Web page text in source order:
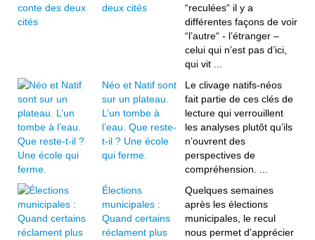
deux cités
“reculées“ il y a
différentes façons de voir
“l’autre“ - l’étranger –
celui qui n’est pas d’ici,
qui vit ...
Néo et Natif sont
sur un plateau.
L’un tombe à
l’eau. Que reste-
t-il ? Une école
qui ferme.
Le clivage natifs-néos
fait partie de ces clés de
lecture qui verrouillent
les analyses plutôt qu’ils
n’ouvrent des
perspectives de
compréhension. ...
Élections
municipales :
Quand certains
réclament plus
Quelques semaines
après les élections
municipales, le recul
nous permet d’apprécier